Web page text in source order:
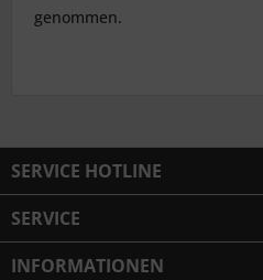
genommen.
SERVICE HOTLINE
SERVICE
INFORMATIONEN